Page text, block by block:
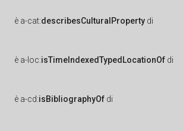
è a-cat:describesCulturalProperty di
è a-loc:isTimeIndexedTypedLocationOf di
è a-cd:isBibliographyOf di